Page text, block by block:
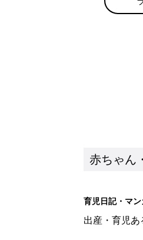
育児日記・マ